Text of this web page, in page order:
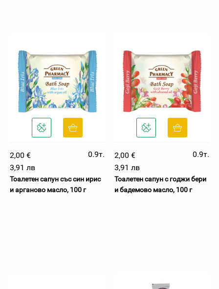
2,00 €
0.9т.
3,91 лв
Тоалетен сапун със син ирис
и арганово масло, 100 г
2,00 €
0.9т.
3,91 лв
Тоалетен сапун с годжи бери
и бадемово масло, 100 г